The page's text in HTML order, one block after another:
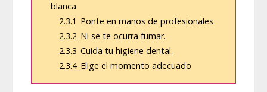
blanca
2.3.1 Ponte en manos de profesionales
2.3.2 Ni se te ocurra fumar.
2.3.3 Cuida tu higiene dental.
2.3.4 Elige el momento adecuado